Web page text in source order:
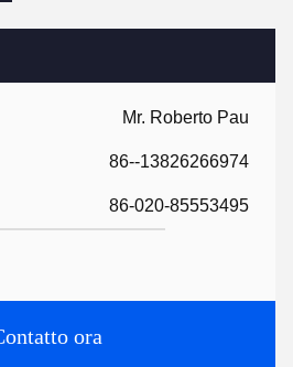
Mr. Roberto Pau
86--13826266974
86-020-85553495
ora